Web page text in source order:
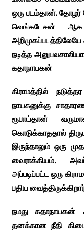
ஒரு படம்தான்.
வெங்கடேசன் ஆக
நடித்த
கதாநாயகன்
கிராமத்தில்
நாயகனுக்கு
ரூபாய்தான்
கொடுக்காததால்
இருந்தாலும் ஒரு
வைராக்கியம்.
அப்படிப்பட்ட ஒரு
பதிய
நமது கதாநாயகன்
தனக்கான நீதி